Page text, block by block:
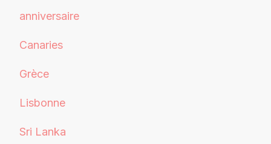
anniversaire
Canaries
Grèce
Lisbonne
Sri Lanka